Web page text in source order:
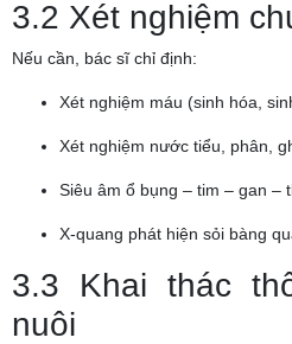
3.2 Xét nghiệm
Nếu cần, bác sĩ chỉ định:
Xét nghiệm máu (sinh hóa,
Xét nghiệm nước tiểu, phân,
Siêu âm ổ bụng – tim – gan –
X-quang phát hiện sỏi bàng
3.3 Khai thác
nuôi